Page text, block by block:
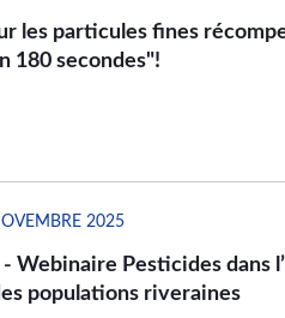
les particules fines
180 secondes"!
2025
Webinaire Pesticides dans
populations riveraines